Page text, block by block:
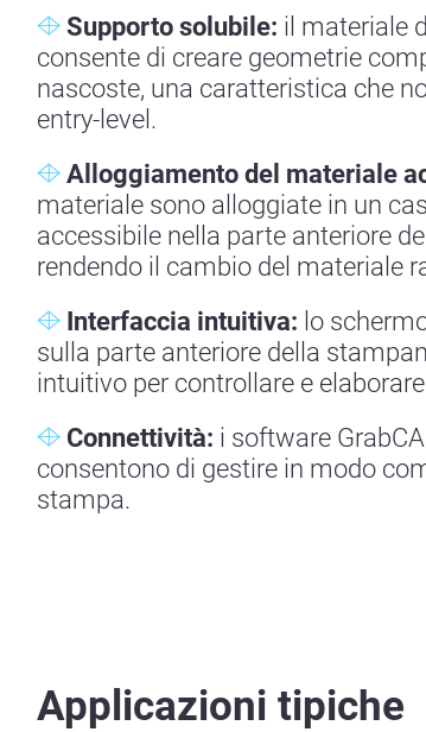
Supporto solubile: il materiale
consente di creare geometrie
nascoste, una caratteristica che
entry-level.
Alloggiamento del materiale
materiale sono alloggiate in un
accessibile nella parte anteriore
rendendo il cambio del materiale
Interfaccia intuitiva: lo
sulla parte anteriore della
intuitivo per controllare e
Connettività: i software
consentono di gestire in modo
stampa.
Applicazioni tipiche